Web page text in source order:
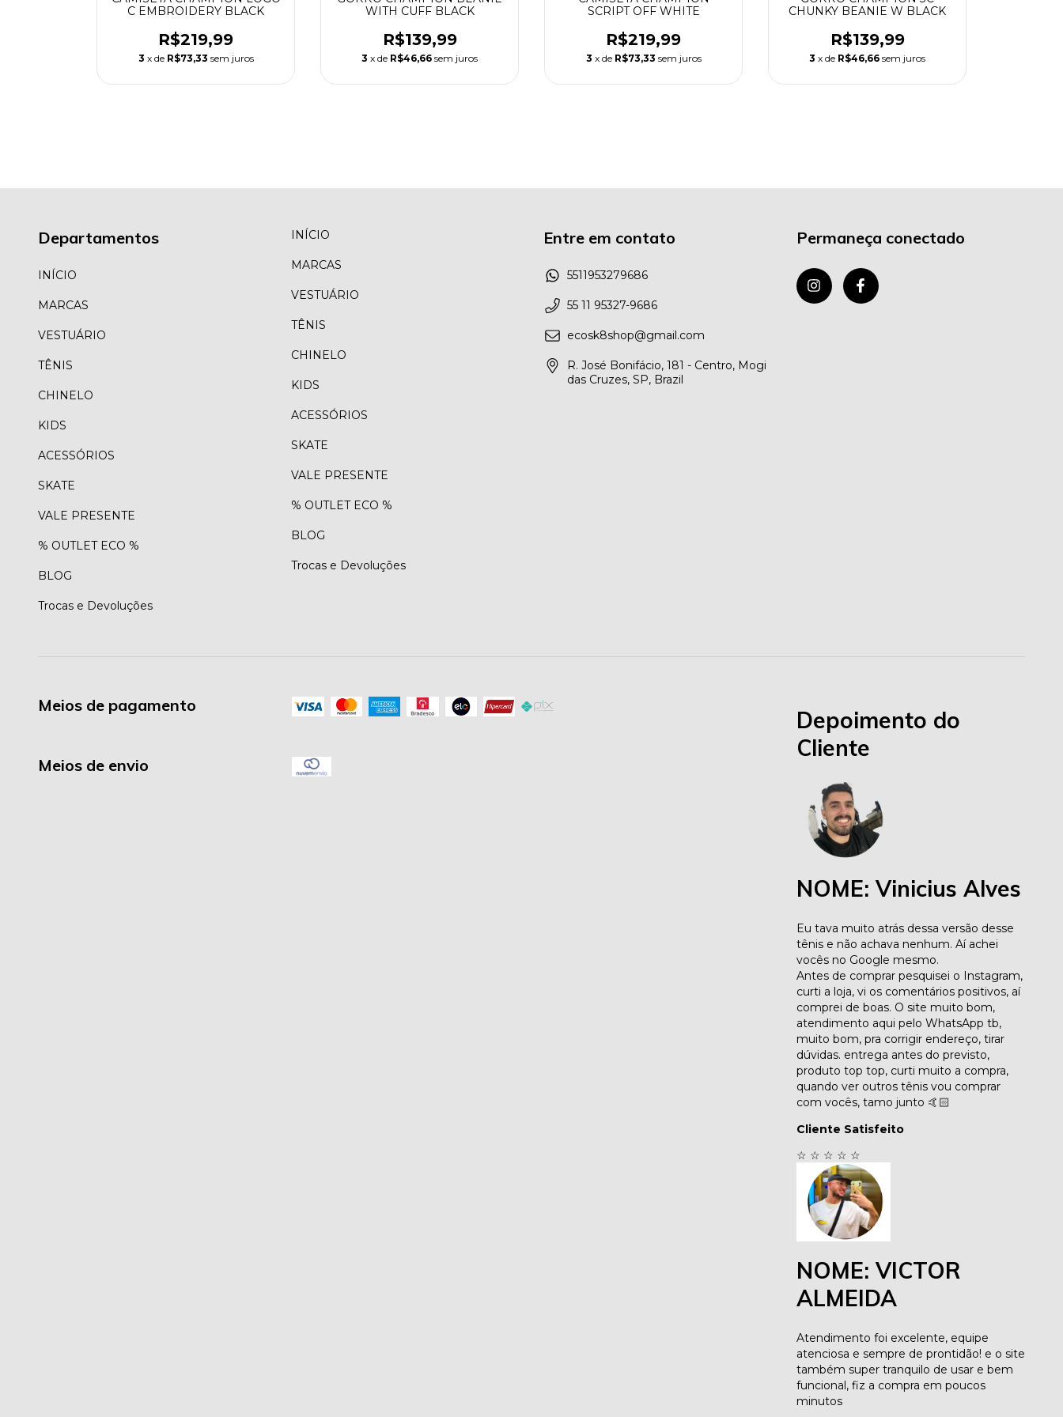
C EMBROIDERY BLACK
R$219,99
3 x de R$73,33 sem juros
WITH CUFF BLACK
R$139,99
3 x de R$46,66 sem juros
SCRIPT OFF WHITE
R$219,99
3 x de R$73,33 sem juros
CHUNKY BEANIE W BLACK
R$139,99
3 x de R$46,66 sem juros
Departamentos
INÍCIO
MARCAS
VESTUÁRIO
TÊNIS
CHINELO
KIDS
ACESSÓRIOS
SKATE
VALE PRESENTE
% OUTLET ECO %
BLOG
Trocas e Devoluções
INÍCIO
MARCAS
VESTUÁRIO
TÊNIS
CHINELO
KIDS
ACESSÓRIOS
SKATE
VALE PRESENTE
% OUTLET ECO %
BLOG
Trocas e Devoluções
Entre em contato
5511953279686
55 11 95327-9686
ecosk8shop@gmail.com
R. José Bonifácio, 181 - Centro, Mogi
das Cruzes, SP, Brazil
Permaneça conectado
Meios de pagamento
Meios de envio
Depoimento do
Cliente
NOME: Vinicius Alves
Eu tava muito atrás dessa versão desse
tênis e não achava nenhum. Aí achei
vocês no Google mesmo.
Antes de comprar pesquisei o Instagram,
curti a loja, vi os comentários positivos, aí
comprei de boas. O site muito bom,
atendimento aqui pelo WhatsApp tb,
muito bom, pra corrigir endereço, tirar
dúvidas. entrega antes do previsto,
produto top top, curti muito a compra,
quando ver outros tênis vou comprar
com vocês, tamo junto 🤙🏻
Cliente Satisfeito
☆ ☆ ☆ ☆ ☆
NOME: VICTOR
ALMEIDA
Atendimento foi excelente, equipe
atenciosa e sempre de prontidão! e o site
também super tranquilo de usar e bem
funcional, fiz a compra em poucos
minutos